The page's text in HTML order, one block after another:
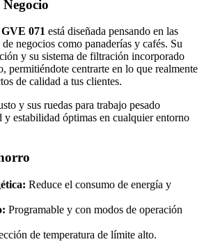
071 está diseñada pensando en las
negocios como panaderías y cafés. Su
y su sistema de filtración incorporado
permitiéndote centrarte en lo que realmente
de calidad a tus clientes.
y sus ruedas para trabajo pesado
y estabilidad óptimas en cualquier entorno
Reduce el consumo de energía y
Programable y con modos de operación
de temperatura de límite alto.